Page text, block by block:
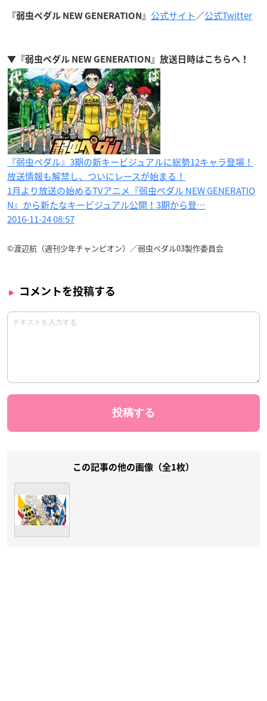
『弱虫ペダル NEW GENERATION 』 公式サイト／公式Twitter
▼『弱虫ペダル NEW GENERATION』放送日時はこちらへ！
『弱虫ペダル』3期の新キービジュアルに総勢12キャラ登場！
放送情報も解禁し、ついにレースが始まる！
1月より放送の始めるTVアニメ『弱虫ペダル NEW GENERATIO
N』から新たなキービジュアル公開！3期から登…
2016-11-24 08:57
©渡辺航（週刊少年チャンピオン）／弱虫ペダル03製作委員会
コメントを投稿する
この記事の他の画像（全1枚）